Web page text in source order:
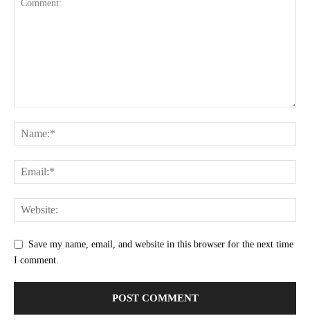
Save my name, email, and website in this browser for the next time
I comment.